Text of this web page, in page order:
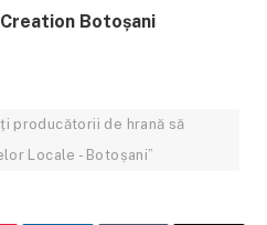
Botoșani
producătorii de hrană să
Locale - Botoșani”